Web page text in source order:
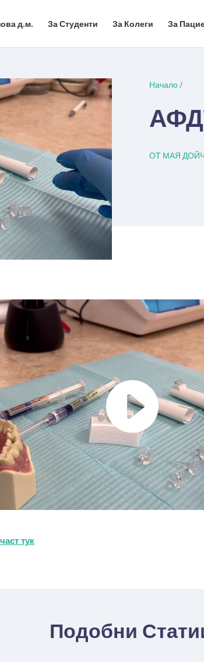
д.м. За Студенти За Колеги За
Начало /
ОТ МАЯ
тук
Подобни